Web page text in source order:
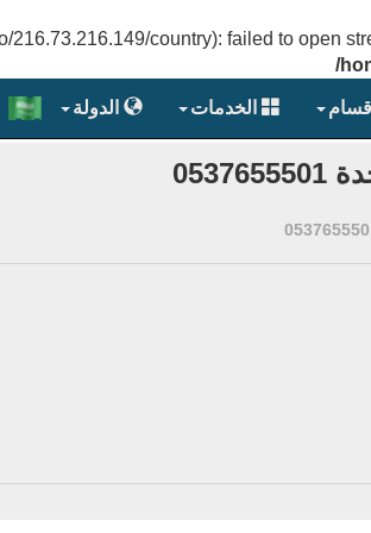
216.73.216.149/country): failed to open
/
الخدمات الدولة